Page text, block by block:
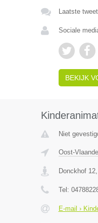
Laatste
Sociale
BEKIJK
Niet
Oost-
Donckhof 12,
Tel:
E-mail ›